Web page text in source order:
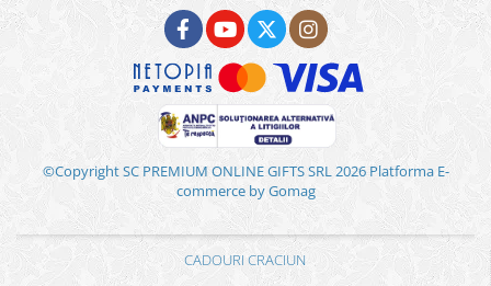
©Copyright SC PREMIUM ONLINE GIFTS SRL 2026 Platforma E-
commerce by Gomag
CADOURI CRACIUN